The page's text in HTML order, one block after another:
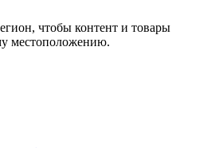
чтобы контент и товары
местоположению.